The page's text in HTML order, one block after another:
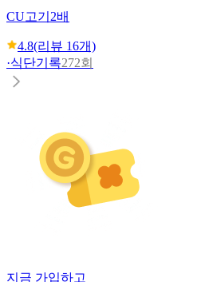
CU고기2배
4.8(리뷰 16개)
·식단기록272회
지금 가입하고